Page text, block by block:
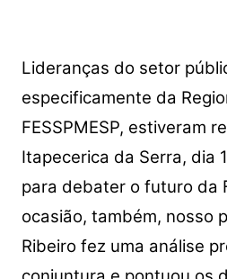
Lideranças do setor
especificamente da
FESSPMESP, estiveram
Itapecerica da Serra, dia
para debater o futuro da
ocasião, também, nosso
Ribeiro fez uma análise